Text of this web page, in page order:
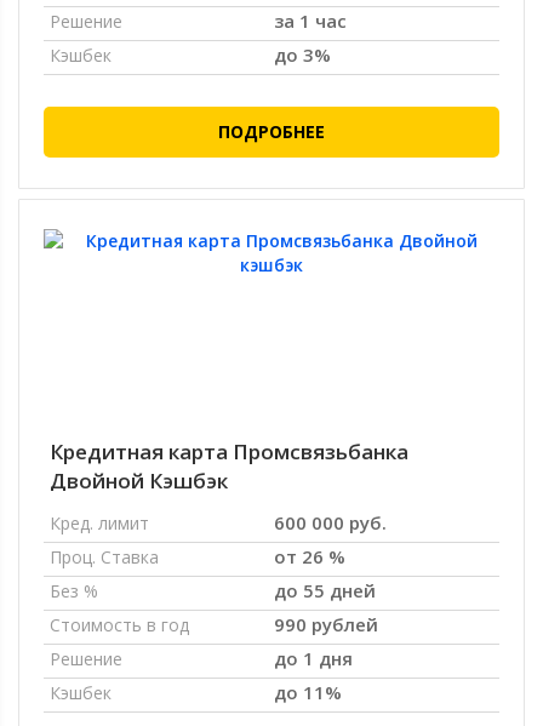
Решение за 1 час
Кэшбек до 3%
ПОДРОБНЕЕ
Кредитная карта Промсвязьбанка
Двойной Кэшбэк
Кред. лимит 600 000 руб.
Проц. Ставка от 26 %
Без % до 55 дней
Стоимость в год 990 рублей
Решение до 1 дня
Кэшбек до 11%